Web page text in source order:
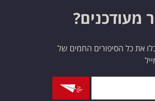
מעודכנים?
את כל הסיפורים החמים של